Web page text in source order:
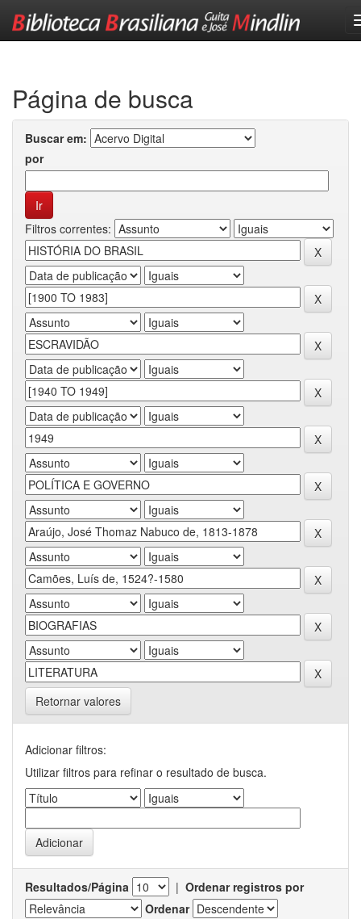
Página de busca
Buscar em:
por
Filtros correntes:
Retornar valores
Adicionar filtros:
Utilizar filtros para refinar o resultado de busca.
Resultados/Página | Ordenar registros por
Ordenar